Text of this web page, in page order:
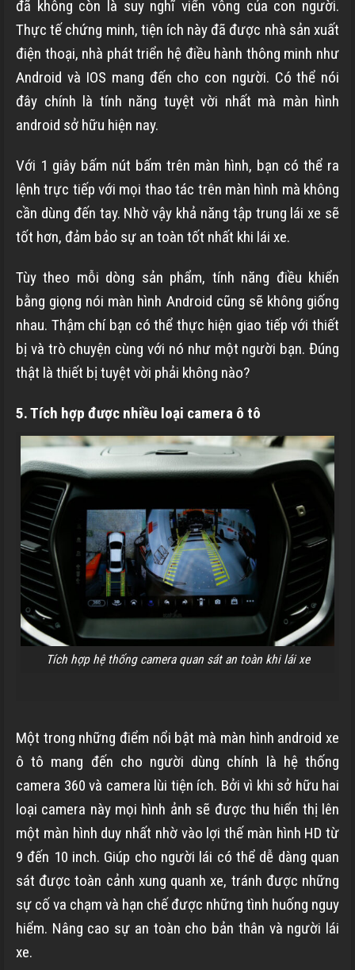
đã không còn là suy nghĩ viển vông của con người.
Thực tế chứng minh, tiện ích này đã được nhà sản xuất
điện thoại, nhà phát triển hệ điều hành thông minh như
Android và IOS mang đến cho con người. Có thể nói
đây chính là tính năng tuyệt vời nhất mà màn hình
android sở hữu hiện nay.
Với 1 giây bấm nút bấm trên màn hình, bạn có thể ra
lệnh trực tiếp với mọi thao tác trên màn hình mà không
cần dùng đến tay. Nhờ vậy khả năng tập trung lái xe sẽ
tốt hơn, đảm bảo sự an toàn tốt nhất khi lái xe.
Tùy theo mỗi dòng sản phẩm, tính năng điều khiển
bằng giọng nói màn hình Android cũng sẽ không giống
nhau. Thậm chí bạn có thể thực hiện giao tiếp với thiết
bị và trò chuyện cùng với nó như một người bạn. Đúng
thật là thiết bị tuyệt vời phải không nào?
5. Tích hợp được nhiều loại camera ô tô
Tích hợp hệ thống camera quan sát an toàn khi lái xe
Một trong những điểm nổi bật mà màn hình android xe
ô tô mang đến cho người dùng chính là hệ thống
camera 360 và camera lùi tiện ích. Bởi vì khi sở hữu hai
loại camera này mọi hình ảnh sẽ được thu hiển thị lên
một màn hình duy nhất nhờ vào lợi thế màn hình HD từ
9 đến 10 inch. Giúp cho người lái có thể dễ dàng quan
sát được toàn cảnh xung quanh xe, tránh được những
sự cố va chạm và hạn chế được những tình huống nguy
hiểm. Nâng cao sự an toàn cho bản thân và người lái
xe.